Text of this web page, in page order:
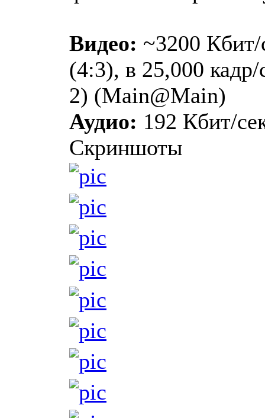
Видео: ~3200
(4:3), в 25,000
2) (Main@Main)
Аудио: 192 Кбит/
Скриншоты